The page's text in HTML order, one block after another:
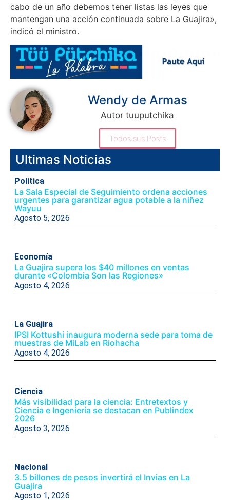
cabo de un año debemos tener listas las leyes que
mantengan una acción continuada sobre La Guajira»,
indicó el ministro.
Wendy de Armas
Autor tuuputchika
Todos sus Posts
Ultimas Noticias
Politica
La Sala Especial de Seguimiento ordena acciones
urgentes para garantizar agua potable a la niñez
Wayuu
Agosto 5, 2026
Economía
La Guajira supera los $40 millones en ventas
durante «Colombia Son las Regiones»
Agosto 4, 2026
La Guajira
IPSI Kottushi inaugura moderna sede para toma de
muestras de MiLab en Riohacha
Agosto 4, 2026
Ciencia
Más visibilidad para la ciencia: Entretextos y
Ciencia e Ingeniería se destacan en Publindex
2026
Agosto 3, 2026
Nacional
3.5 billones de pesos invertirá el Invias en La
Guajira
Agosto 1, 2026